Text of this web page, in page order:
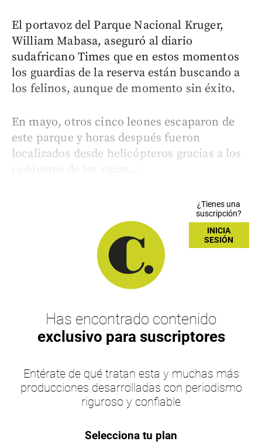
El portavoz del Parque Nacional Kruger,
William Mabasa, aseguró al diario
sudafricano Times que en estos momentos
los guardias de la reserva están buscando a
los felinos, aunque de momento sin éxito.
En mayo, otros cinco leones escaparon de
este parque y horas después fueron
localizados desde helicópteros gracias a los
cadáveres de las vacas...
¿Tienes una
suscripción?
INICIA
SESIÓN
Has encontrado contenido
exclusivo para suscriptores
Entérate de qué tratan esta y muchas más
producciones desarrolladas con periodismo
riguroso y confiable
Selecciona tu plan